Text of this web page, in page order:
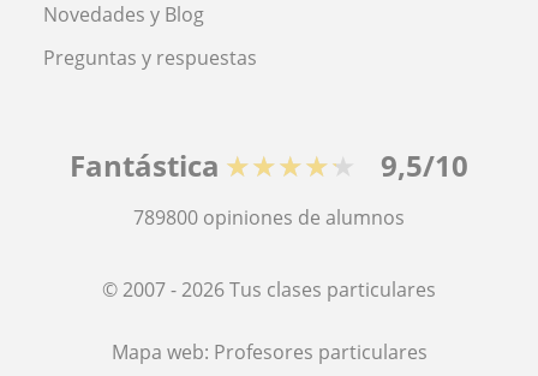
Novedades y Blog
Preguntas y respuestas
Fantástica ★★★★★ 9,5/10
789800 opiniones de alumnos
© 2007 - 2026 Tus clases particulares
Mapa web: Profesores particulares